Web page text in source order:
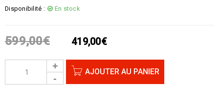
Disponibilité : En stock
599,00€ 419,00€
AJOUTER AU PANIER